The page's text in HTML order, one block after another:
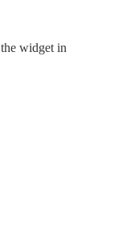
widget in